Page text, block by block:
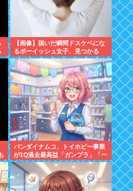
【画像】脱いだ瞬間ドスケベにな
るボーイッシュ女子、見つかる
www
バンダイナムコ、トイホビー事業
が1Q過去最高益「ガンプラ」「一
番くじ」「トレカ」など大人向け
商材好調で